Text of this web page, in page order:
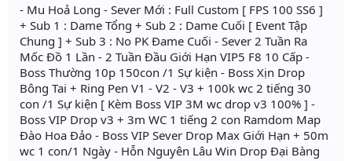
- Mu Hoả Long - Sever Mới : Full Custom [ FPS 100 SS6 ]
+ Sub 1 : Dame Tổng + Sub 2 : Dame Cuối [ Event Tập
Chung ] + Sub 3 : No PK Đame Cuối - Sever 2 Tuần Ra
Mốc Đồ 1 Lần - 2 Tuần Đầu Giới Hạn VIP5 F8 10 Cấp -
Boss Thường 10p 150con /1 Sự kiện - Boss Xịn Drop
Bông Tai + Ring Pen V1 - V2 - V3 + 100k wc 2 tiếng 30
con /1 Sự kiện [ Kèm Boss VIP 3M wc drop v3 100% ] -
Boss VIP Drop v3 + 3m WC 1 tiếng 2 con Ramdom Map
Đào Hoa Đảo - Boss VIP Sever Drop Max Giới Hạn + 50m
wc 1 con/1 Ngày - Hỗn Nguyên Lâu Win Drop Đại Bàng